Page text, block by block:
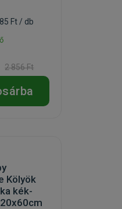
Ft / db
2 856 Ft
Kölyök
kék-